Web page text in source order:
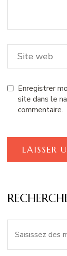
Enregistrer
site dans le
commentaire.